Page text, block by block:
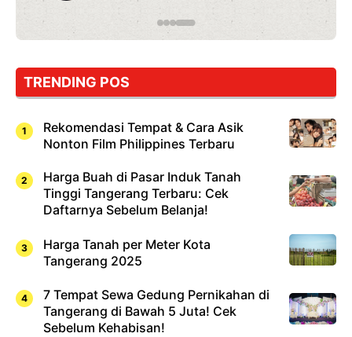
TRENDING POS
Rekomendasi Tempat & Cara Asik
Nonton Film Philippines Terbaru
Harga Buah di Pasar Induk Tanah
Tinggi Tangerang Terbaru: Cek
Daftarnya Sebelum Belanja!
Harga Tanah per Meter Kota
Tangerang 2025
7 Tempat Sewa Gedung Pernikahan di
Tangerang di Bawah 5 Juta! Cek
Sebelum Kehabisan!